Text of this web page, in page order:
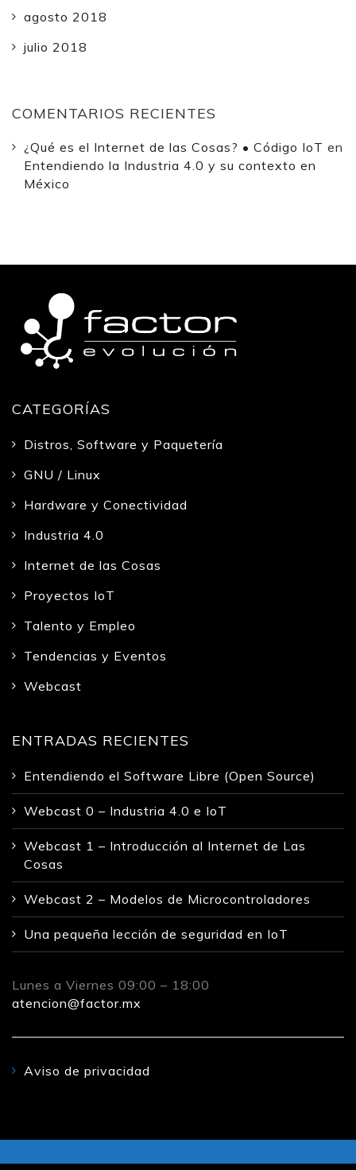
agosto 2018
julio 2018
COMENTARIOS RECIENTES
¿Qué es el Internet de las Cosas? • Código IoT en
Entendiendo la Industria 4.0 y su contexto en
México
CATEGORÍAS
Distros, Software y Paquetería
GNU / Linux
Hardware y Conectividad
Industria 4.0
Internet de las Cosas
Proyectos IoT
Talento y Empleo
Tendencias y Eventos
Webcast
ENTRADAS RECIENTES
Entendiendo el Software Libre (Open Source)
Webcast 0 – Industria 4.0 e IoT
Webcast 1 – Introducción al Internet de Las
Cosas
Webcast 2 – Modelos de Microcontroladores
Una pequeña lección de seguridad en IoT
Lunes a Viernes 09:00 – 18:00
atencion@factor.mx
Aviso de privacidad